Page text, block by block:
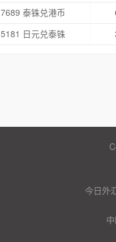
7689 泰铢兑港币
5181 日元兑泰铢
今日外